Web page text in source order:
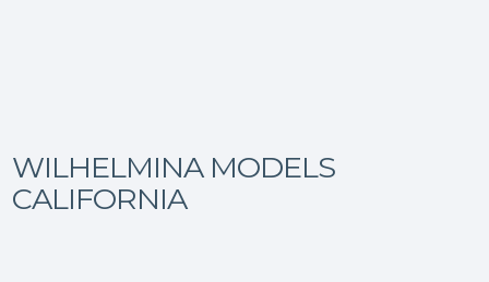
WILHELMINA MODELS
CALIFORNIA